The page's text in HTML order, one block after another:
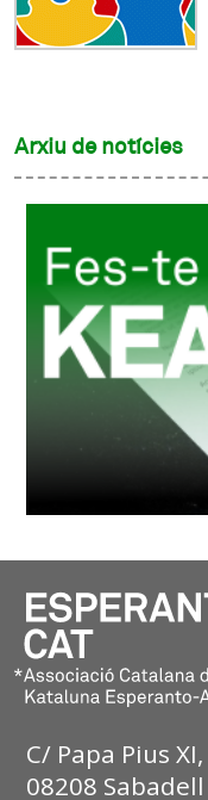
Arxiu de notícies
C/ Papa Pius
08208